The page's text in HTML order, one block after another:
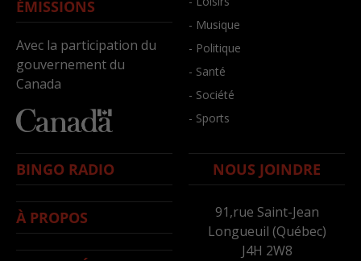
ÉMISSIONS
Avec la participation du
gouvernement du
Canada
- Musique
- Politique
- Santé
- Société
- Sports
BINGO RADIO
À PROPOS
NOUS JOINDRE
91,rue Saint-Jean
Longueuil (Québec)
J4H 2W8